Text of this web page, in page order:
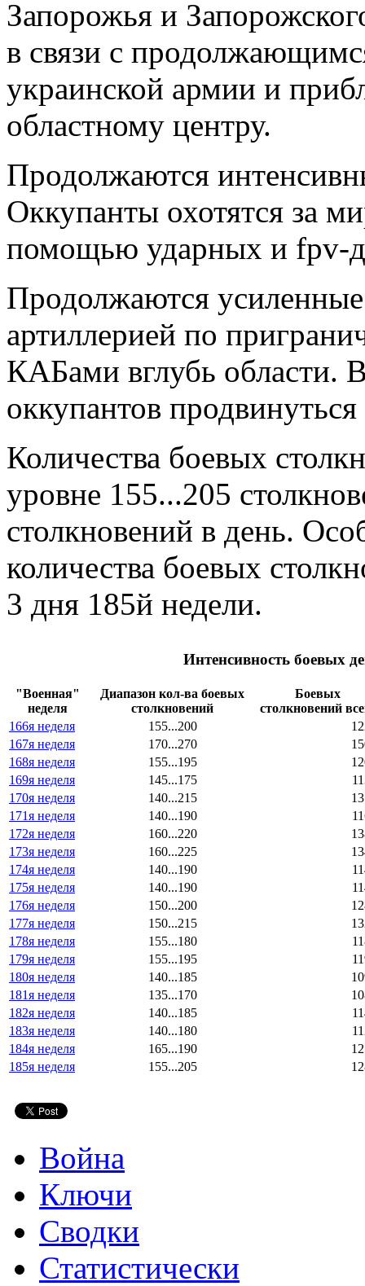
Запорожья и
в связи с
украинской армии и
областному центру.
Продолжаются
Оккупанты охотятся за
помощью ударных и fpv-
Продолжаются
артиллерией по
КАБами вглубь области.
оккупантов
Количества боевых
уровне 155...205
столкновений в день.
количества боевых
3 дня 185й недели.
Интенсивность боевых
"Военная"
неделя
Диапазон кол-ва боевых
столкновений
Боевых
столкновений
166я неделя
155...200
167я неделя
170...270
168я неделя
155...195
169я неделя
145...175
170я неделя
140...215
171я неделя
140...190
172я неделя
160...220
173я неделя
160...225
174я неделя
140...190
175я неделя
140...190
176я неделя
150...200
177я неделя
150...215
178я неделя
155...180
179я неделя
155...195
180я неделя
140...185
181я неделя
135...170
182я неделя
140...185
183я неделя
140...180
184я неделя
165...190
185я неделя
155...205
Война
Ключи
Сводки
Статистически